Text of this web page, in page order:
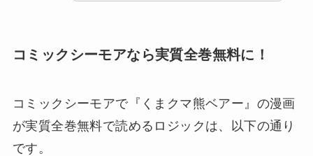
コミックシーモアなら実質全巻無料に！
コミックシーモアで『くまクマ熊ベアー』の漫画
が実質全巻無料で読めるロジックは、以下の通り
です。